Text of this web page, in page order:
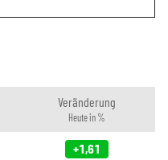
Veränderung
Heute in %
+1,61